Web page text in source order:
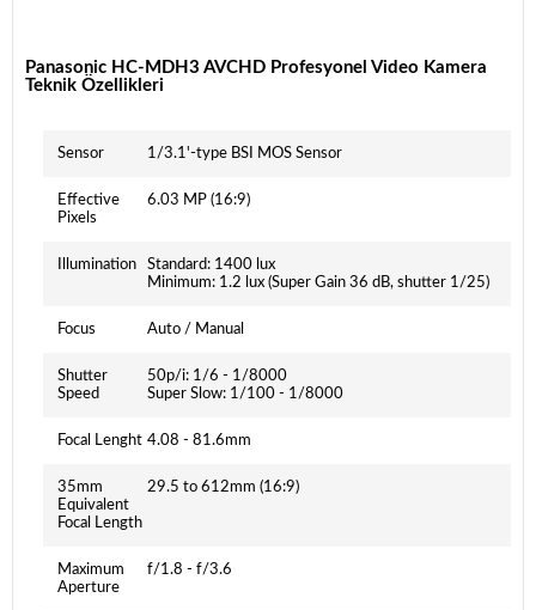
Panasonic HC-MDH3 AVCHD Profesyonel Video Kamera
Teknik Özellikleri
Sensor 1/3.1'-type BSI MOS Sensor
Effective
Pixels
6.03 MP (16:9)
Illumination
Standard: 1400 lux
Minimum: 1.2 lux (Super Gain 36 dB, shutter 1/25)
Focus Auto / Manual
Shutter
Speed
50p/i: 1/6 - 1/8000
Super Slow: 1/100 - 1/8000
Focal Lenght 4.08 - 81.6mm
35mm
Equivalent
Focal Length
29.5 to 612mm (16:9)
Maximum
Aperture
f/1.8 - f/3.6